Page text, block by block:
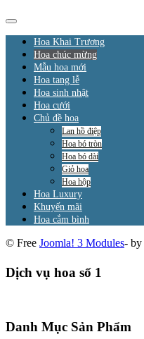
Hoa Khai Trương
Hoa chúc mừng
Mẫu hoa mới
Hoa tang lễ
Hoa sinh nhật
Hoa cưới
Chủ đề hoa
Lan hồ điệp
Hoa bó tròn
Hoa bó dài
Giỏ hoa
Hoa hộp
Hoa Luxury
Khuyến mãi
Hoa cắm bình
© Free Joomla! 3 Modules- by
Dịch vụ hoa số 1
Danh Mục Sản Phẩm